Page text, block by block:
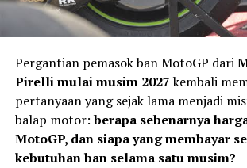
Pergantian pemasok ban MotoGP dari
Pirelli mulai musim 2027kembali
pertanyaan yang sejak lama menjadi
balap motor:berapa sebenarnya
MotoGP, dan siapa yang membayar
kebutuhan ban selama satu musim?